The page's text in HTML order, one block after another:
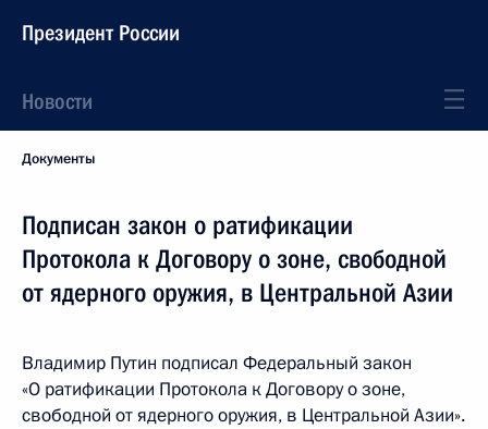
Президент России
Новости
Документы
Подписан закон о ратификации
Протокола к Договору о зоне, свободной
от ядерного оружия, в Центральной Азии
Владимир Путин подписал Федеральный закон
«О ратификации Протокола к Договору о зоне,
свободной от ядерного оружия, в Центральной Азии».